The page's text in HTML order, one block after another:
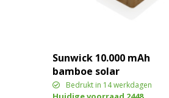
Sunwick 10.000 mAh
bamboe solar
powerbank
Bedrukt in 14 werkdagen